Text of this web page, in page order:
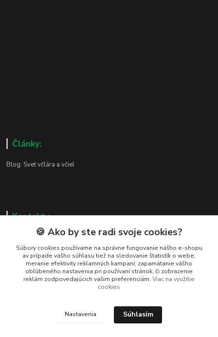
Články:
Blog: Svet včlára a včiel
Kontakty
Zákaznická podpora
+421 919 037 687
Po-So , 8-17 hod
vcelarstvotrizuliak@centrum.sk
🍪 Ako by ste radi svoje cookies?
Súbory cookies používame na správne fungovanie nášho e-shopu
av prípade vášho súhlasu tiež na sledovanie štatistík o webe,
meranie efektivity reklamných kampaní, zapamätanie vášho
obľúbeného nastavenia pri používaní stránok, či zobrazenie
reklám zodpovedajúcich vašim preferenciám. Viac na využitie
cookies
Nastavenia Súhlasím